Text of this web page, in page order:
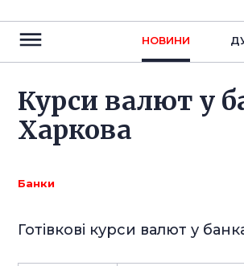
НОВИНИ
Курси валют у
Харкова
Банки
Готівкові курси валют у